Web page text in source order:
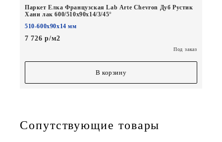
Паркет Елка Французская Lab Arte Chevron Дуб Рустик
Хани лак 600/510х90х14/3/45°
510-600х90х14 мм
7 726 р/м2
Под заказ
В корзину
Сопутствующие товары